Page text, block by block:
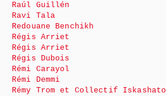
Raúl Guillén
Ravi Tala
Redouane Benchikh
Régis Arriet
Régis Arriet
Régis Dubois
Rémi Carayol
Rémi Demmi
Rémy Trom et Collectif Iskashato